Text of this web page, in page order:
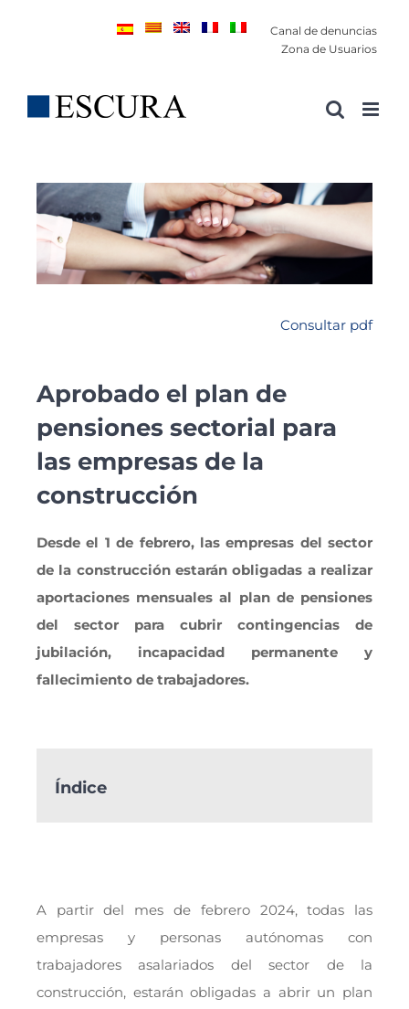
Canal de denuncias
Zona de Usuarios
Consultar pdf
Aprobado el plan de
pensiones sectorial para
las empresas de la
construcción
Desde el 1 de febrero, las empresas del sector
de la construcción estarán obligadas a realizar
aportaciones mensuales al plan de pensiones
del sector para cubrir contingencias de
jubilación, incapacidad permanente y
fallecimiento de trabajadores.
Índice
A partir del mes de febrero 2024, todas las
empresas y personas autónomas con
trabajadores asalariados del sector de la
construcción, estarán obligadas a abrir un plan